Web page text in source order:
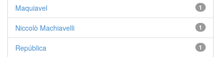
1
Maquiavel
1
Niccolò Machiavelli
1
República